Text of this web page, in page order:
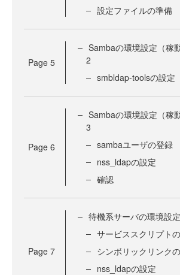
設定ファイルの準備
Page 5
Sambaの環境設定（稼
2
smbldap-toolsの設定
Page 6
Sambaの環境設定（稼
3
sambaユーザの登録
nss_ldapの設定
確認
Page 7
待機系サーバの環境設定
サービススクリプト
シンボリックリンク
nss_ldapの設定